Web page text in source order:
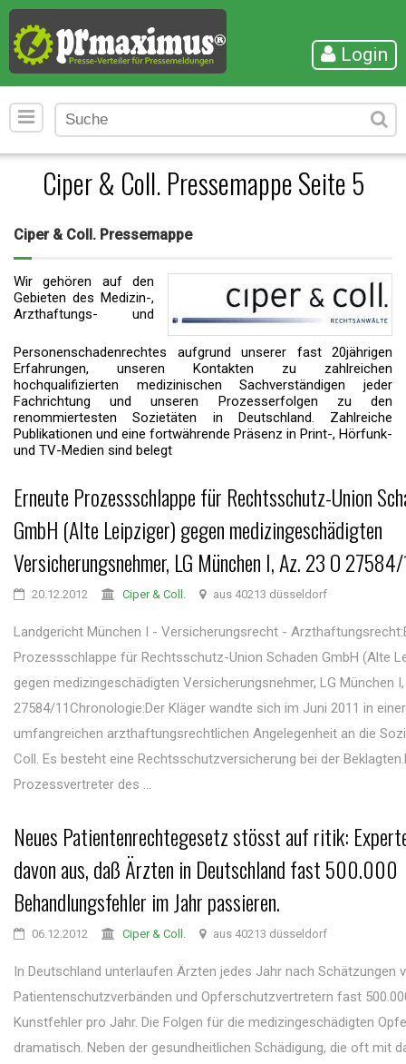
Login
Ciper & Coll. Pressemappe Seite 5
Ciper & Coll. Pressemappe
Wir gehören auf den
Gebieten des Medizin-,
Arzthaftungs- und
Personenschadenrechtes aufgrund unserer fast 20jährigen
Erfahrungen, unseren Kontakten zu zahlreichen
hochqualifizierten medizinischen Sachverständigen jeder
Fachrichtung und unseren Prozesserfolgen zu den
renommiertesten Sozietäten in Deutschland. Zahlreiche
Publikationen und eine fortwährende Präsenz in Print-, Hörfunk-
und TV-Medien sind belegt
Erneute Prozessschlappe für Rechtsschutz-Union
GmbH (Alte Leipziger) gegen medizingeschädigten
Versicherungsnehmer, LG München I, Az. 23 O
20.12.2012 Ciper & Coll. aus 40213 düsseldorf
Landgericht München I - Versicherungsrecht -
Prozessschlappe für Rechtsschutz-Union Schaden GmbH (Alte
gegen medizingeschädigten Versicherungsnehmer, LG München
27584/11Chronologie:Der Kläger wandte sich im Juni 2011 in einer
umfangreichen arzthaftungsrechtlichen Angelegenheit an die
Coll. Es besteht eine Rechtsschutzversicherung bei der
Prozessvertreter des ...
Neues Patientenrechtegesetz stösst auf ritik:
davon aus, daß Ärzten in Deutschland fast 500.000
Behandlungsfehler im Jahr passieren.
06.12.2012 Ciper & Coll. aus 40213 düsseldorf
In Deutschland unterlaufen Ärzten jedes Jahr nach Schätzungen
Patientenschutzverbänden und Opferschutzvertretern fast
Kunstfehler pro Jahr. Die Folgen für die medizingeschädigten
dramatisch. Neben der gesundheitlichen Schädigung, die oft mit